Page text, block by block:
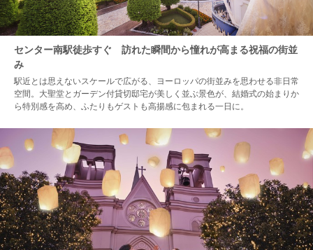
センター南駅徒歩すぐ 訪れた瞬間から憧れが高まる祝福の街並
み
駅近とは思えないスケールで広がる、ヨーロッパの街並みを思わせる非日常
空間。大聖堂とガーデン付貸切邸宅が美しく並ぶ景色が、結婚式の始まりか
ら特別感を高め、ふたりもゲストも高揚感に包まれる一日に。